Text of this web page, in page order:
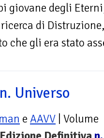
giovane degli
di
che gli era stato
Universo
e AAVV | Volume